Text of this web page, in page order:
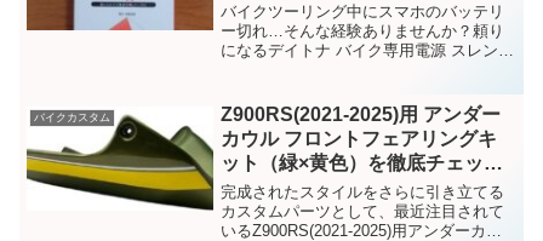
バイクツーリング中にスマホのバッテリ
ー切れ…そんな経験ありませんか？頼り
になるデイトナ バイク専用電源 スレンダ
バイクカスタム
Z900RS(2021-2025)用 アンダー
カウル フロントフェアリングキ
ット（緑×黄色）を徹底チェッ
ク！【WEB上の評価まとめ】
完成されたスタイルをさらに引き立てる
カスタムパーツとして、最近注目されて
いるZ900RS(2021-2025)用アンダーカウ